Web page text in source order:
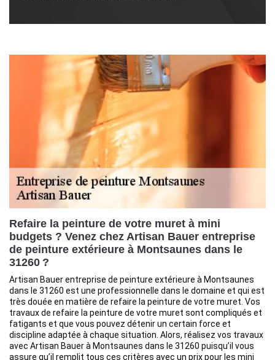
Refaire la peinture de votre muret à mini
budgets ? Venez chez Artisan Bauer entreprise
de peinture extérieure à Montsaunes dans le
31260 ?
Artisan Bauer entreprise de peinture extérieure à Montsaunes
dans le 31260 est une professionnelle dans le domaine et qui est
très douée en matière de refaire la peinture de votre muret. Vos
travaux de refaire la peinture de votre muret sont compliqués et
fatigants et que vous pouvez détenir un certain force et
discipline adaptée à chaque situation. Alors, réalisez vos travaux
avec Artisan Bauer à Montsaunes dans le 31260 puisqu’il vous
assure qu’il remplit tous ces critères avec un prix pour les mini